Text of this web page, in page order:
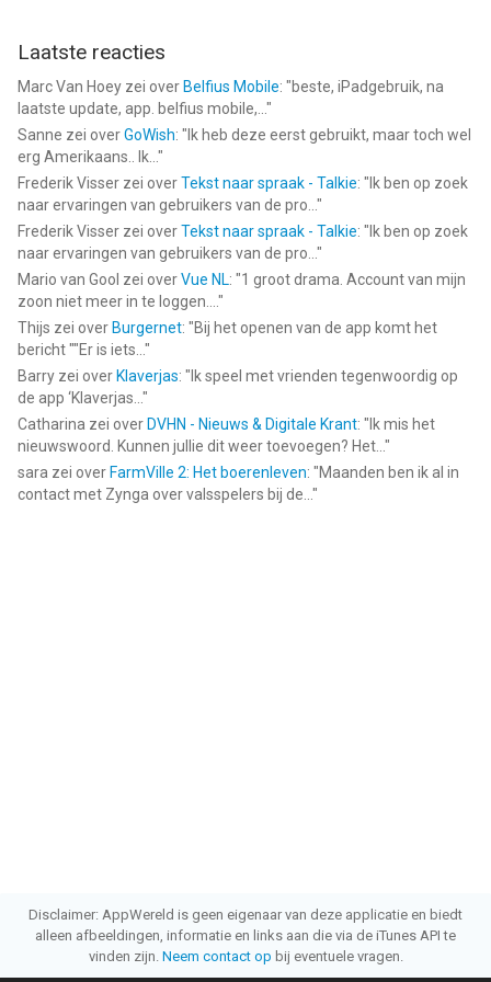
Laatste reacties
Marc Van Hoey zei over Belfius Mobile: "beste, iPadgebruik, na
laatste update, app. belfius mobile,... "
Sanne zei overGoWish: " Ik heb deze eerst gebruikt, maar toch wel
erg Amerikaans.. Ik... "
Frederik Visser zei overTekst naar spraak - Talkie: " Ik ben op zoek
naar ervaringen van gebruikers van de pro... "
Frederik Visser zei overTekst naar spraak - Talkie: " Ik ben op zoek
naar ervaringen van gebruikers van de pro... "
Mario van Gool zei overVue NL: "1 groot drama. Account van mijn
zoon niet meer in te loggen.... "
Thijs zei over Burgernet: "Bij het openen van de app komt het
bericht ""Er is iets... "
Barry zei over Klaverjas: " Ik speel met vrienden tegenwoordig op
de app ‘Klaverjas... "
Catharina zei over DVHN - Nieuws & Digitale Krant: " Ik mis het
nieuwswoord. Kunnen jullie dit weer toevoegen? Het... "
sara zei over FarmVille 2: Het boerenleven: "Maanden ben ik al in
contact met Zynga over valsspelers bij de... "
Disclaimer: AppWereld is geen eigenaar van deze applicatie en biedt
alleen afbeeldingen, informatie en links aan die via de iTunes API te
vinden zijn. Neem contact op bij eventuele vragen.